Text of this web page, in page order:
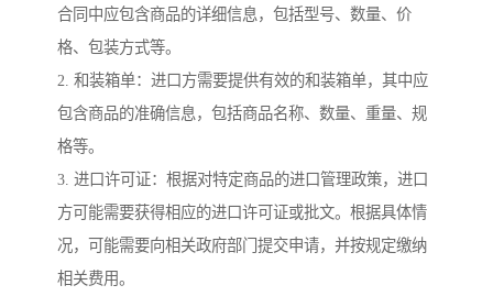
合同中应包含商品的详细信息，包括型号、数量、价
格、包装方式等。
2. 和装箱单：进口方需要提供有效的和装箱单，其中应
包含商品的准确信息，包括商品名称、数量、重量、规
格等。
3. 进口许可证：根据对特定商品的进口管理政策，进口
方可能需要获得相应的进口许可证或批文。根据具体情
况，可能需要向相关政府部门提交申请，并按规定缴纳
相关费用。